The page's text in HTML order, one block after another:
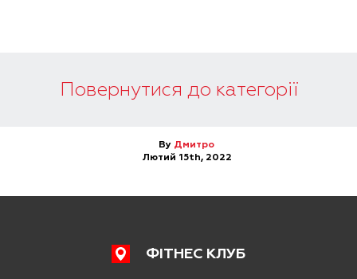
Повернутися до категорії
By Дмитро
Лютий 15th, 2022
ФІТНЕС КЛУБ